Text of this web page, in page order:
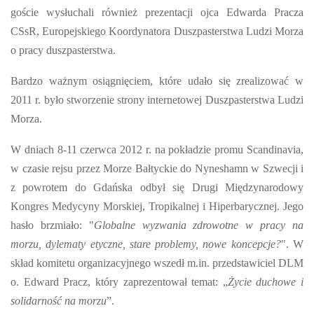
goście wysłuchali również prezentacji ojca Edwarda Pracza
CSsR, Europejskiego Koordynatora Duszpasterstwa Ludzi Morza
o pracy duszpasterstwa.
Bardzo ważnym osiągnięciem, które udało się zrealizować w
2011 r. było stworzenie strony internetowej Duszpasterstwa Ludzi
Morza.
W dniach 8-11 czerwca 2012 r. na pokładzie promu Scandinavia,
w czasie rejsu przez Morze Bałtyckie do Nyneshamn w Szwecji i
z powrotem do Gdańska odbył się Drugi Międzynarodowy
Kongres Medycyny Morskiej, Tropikalnej i Hiperbarycznej. Jego
hasło brzmiało: "Globalne wyzwania zdrowotne w pracy na
morzu, dylematy etyczne, stare problemy, nowe koncepcje?". W
skład komitetu organizacyjnego wszedł m.in. przedstawiciel DLM
o. Edward Pracz, który zaprezentował temat: „Życie duchowe i
solidarność na morzu”.